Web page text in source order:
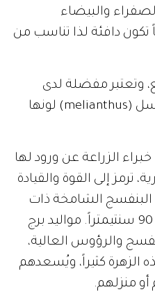
والبيضاء
تكون دافئة لذا تناسب من
وتعتبر مفضلة لدى
مواليد الحمل وهي زهرة العسل (melianthus) لونها
الزراعة عن ورود لها
ترمز إلى القوة والقيادة
البنفسج الشامخة ذات
العنق العالي الذي يصل إلى 90 سنتيمتراً. مواليد برج
والرؤوس العالية،
الزهرة كثيراً، ويُسعدهم
أو منزلهم.